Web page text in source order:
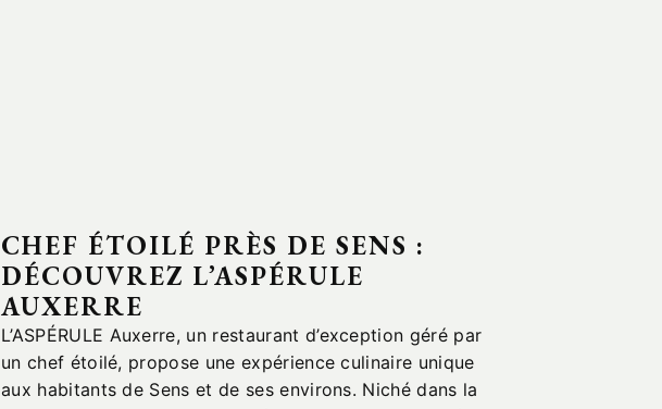
CHEF ÉTOILÉ PRÈS DE SENS :
DÉCOUVREZ L’ASPÉRULE
AUXERRE
L’ASPÉRULE Auxerre, un restaurant d’exception géré par
un chef étoilé, propose une expérience culinaire unique
aux habitants de Sens et de ses environs. Niché dans la